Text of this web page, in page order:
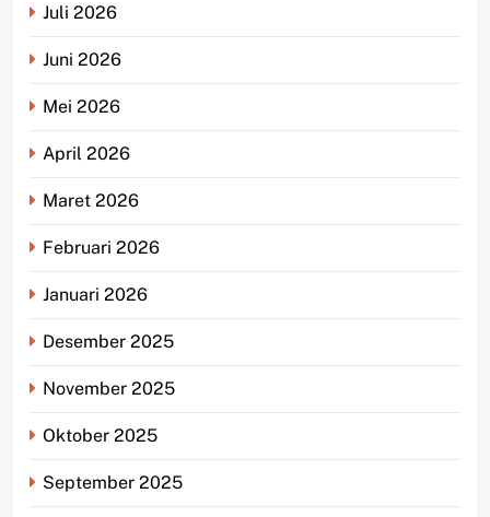
Juli 2026
Juni 2026
Mei 2026
April 2026
Maret 2026
Februari 2026
Januari 2026
Desember 2025
November 2025
Oktober 2025
September 2025